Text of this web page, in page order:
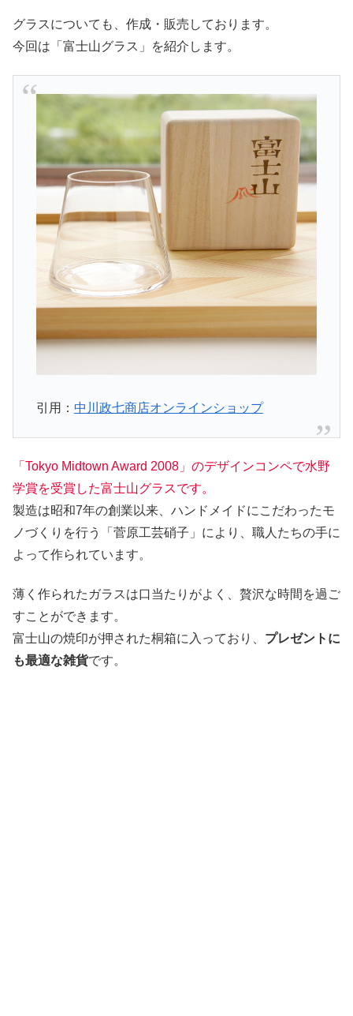
グラスについても、作成・販売しております。
今回は「富士山グラス」を紹介します。
引用： 中川政七商店オンラインショップ
「Tokyo Midtown Award 2008」のデザインコンペで水野
学賞を受賞した富士山グラスです。
製造は昭和7年の創業以来、ハンドメイドにこだわったモ
ノづくりを行う「菅原工芸硝子」により、職人たちの手に
よって作られています。
薄く作られたガラスは口当たりがよく、贅沢な時間を過ご
すことができます。
富士山の焼印が押された桐箱に入っており、 プレゼントに
も最適な雑貨です。